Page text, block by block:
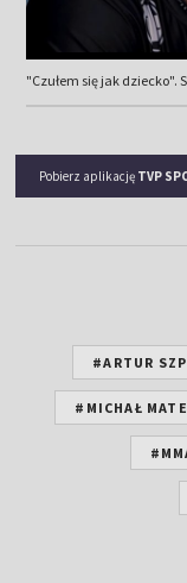
"Czułem się jak dziecko".
Pobierz aplikację TVP
#ARTUR
#MICHAŁ